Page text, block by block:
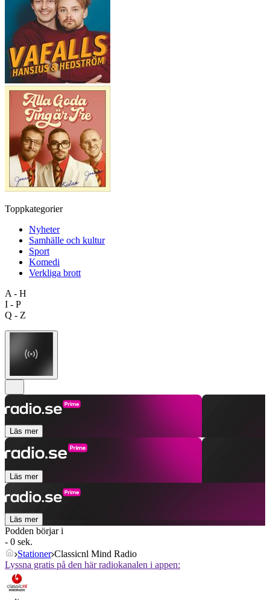
Toppkategorier
Nyheter
Samhälle och kultur
Sport
Komedi
Verkliga brott
A - H
I - P
Q - Z
Läs mer
Läs mer
Läs mer
Podden börjar i
- 0 sek.
Stationer Classicnl Mind Radio
Lyssna gratis på den här radiokanalen i appen: